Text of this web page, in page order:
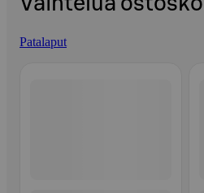
Patalaput